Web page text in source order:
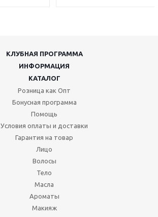
КЛУБНАЯ ПРОГРАММА
ИНФОРМАЦИЯ
КАТАЛОГ
Розница как Опт
Бонусная программа
Помощь
Условия оплаты и доставки
Гарантия на товар
Лицо
Волосы
Тело
Масла
Ароматы
Макияж